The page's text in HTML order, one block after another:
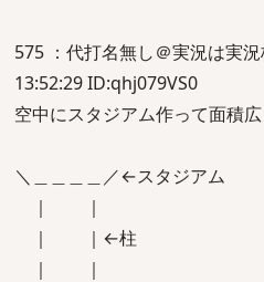
575 ：代打名無し＠実況は実
13:52:29 ID:qhj079VS0
空中にスタジアム作って面積
＼＿＿＿＿／←スタジアム
｜ ｜
｜ ｜←柱
｜ ｜